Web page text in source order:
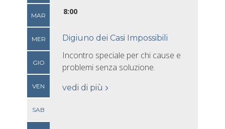
MAR
MER
GIO
VEN
SAB
8:00
Digiuno dei Casi Impossibili
Incontro speciale per chi cause e
problemi senza soluzione.
vedi di più